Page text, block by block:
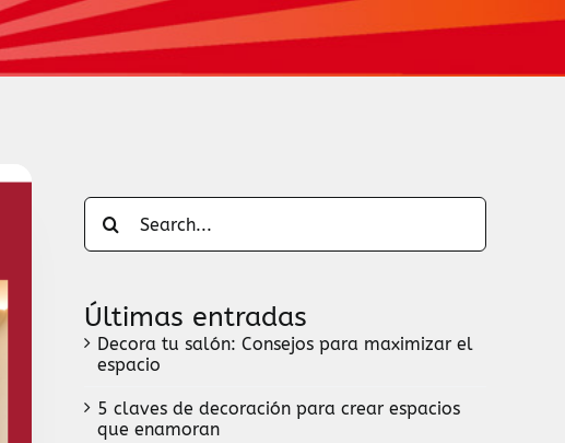
Search
for:
Últimas entradas
Decora tu salón: Consejos para maximizar el
espacio
5 claves de decoración para crear espacios
que enamoran